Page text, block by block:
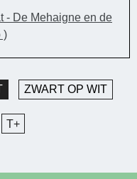
- De Mehaigne en de
)
ZWART OP WIT
T+